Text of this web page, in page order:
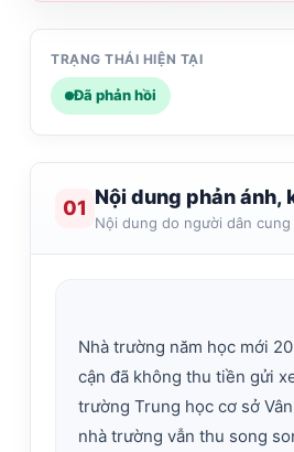
TRẠNG THÁI HIỆN TẠI
Đã phản hồi
01 Nội dung phản ánh,
Nội dung do người dân cung
Nhà trường năm học mới
cận đã không thu tiền gửi
trường Trung học cơ sở
nhà trường vẫn thu song